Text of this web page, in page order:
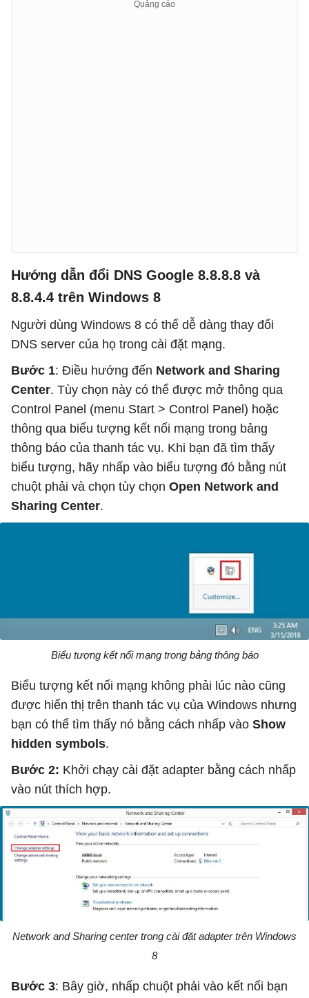
Hướng dẫn đổi DNS Google 8.8.8.8 và
8.8.4.4 trên Windows 8
Người dùng Windows 8 có thể dễ dàng thay đổi
DNS server của họ trong cài đặt mạng.
Bước 1: Điều hướng đến Network and Sharing
Center. Tùy chọn này có thể được mở thông qua
Control Panel (menu Start > Control Panel) hoặc
thông qua biểu tượng kết nối mạng trong bảng
thông báo của thanh tác vụ. Khi bạn đã tìm thấy
biểu tượng, hãy nhấp vào biểu tượng đó bằng nút
chuột phải và chọn tùy chọn Open Network and
Sharing Center.
Biểu tượng kết nối mạng trong bảng thông báo
Biểu tượng kết nối mạng không phải lúc nào cũng
được hiển thị trên thanh tác vụ của Windows nhưng
bạn có thể tìm thấy nó bằng cách nhấp vào Show
hidden symbols.
Bước 2: Khởi chạy cài đặt adapter bằng cách nhấp
vào nút thích hợp.
Network and Sharing center trong cài đặt adapter trên Windows
8
Bước 3: Bây giờ, nhấp chuột phải vào kết nối bạn